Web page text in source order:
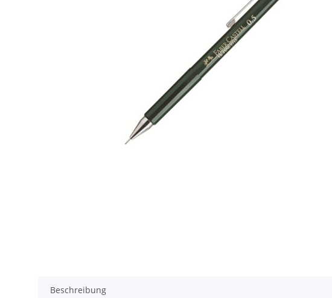
Beschreibung